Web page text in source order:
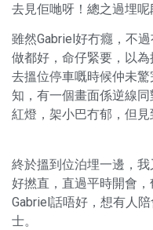
去見佢哋呀！總之過埋呢
雖然Gabriel好冇癮，不
做都好，命仔緊要，以
去搵位停車嘅時候仲未
知，有一個畫面係逆線
紅燈，架小巴冇郁，但見
終於搵到位泊埋一邊，
好撚直，直過平時開會，
Gabriel話唔好，想有人
士。